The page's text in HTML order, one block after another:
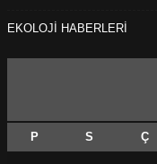
EKOLOJİ HABERLERİ
P S Ç